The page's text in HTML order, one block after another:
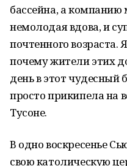
бассейна, а компанию
немолодая вдова, и
почтенного возраста.
почему жители этих
день в этот чудесный
просто прикипела на
Тусоне.
В одно воскресенье
свою католическую